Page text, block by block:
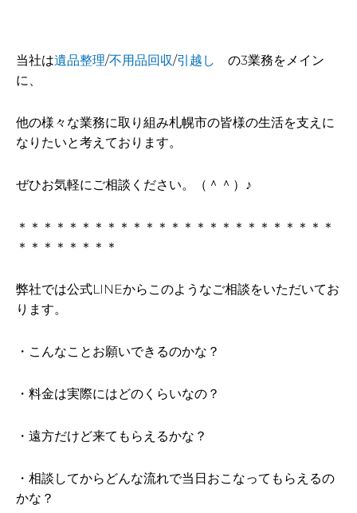
当社は遺品整理/不用品回収/引越し
の3業務をメイン
に、
他の様々な業務に取り組み札幌市の皆様の生活を支えに
なりたいと考えております。
ぜひお気軽にご相談ください。（＾＾）♪
＊＊＊＊＊＊＊＊＊＊＊＊＊＊＊＊＊＊＊＊＊＊＊＊＊
＊＊＊＊＊＊＊＊
弊社では公式LINEからこのようなご相談をいただいてお
ります。
・こんなことお願いできるのかな？
・料金は実際にはどのくらいなの？
・遠方だけど来てもらえるかな？
・相談してからどんな流れで当日おこなってもらえるの
かな？